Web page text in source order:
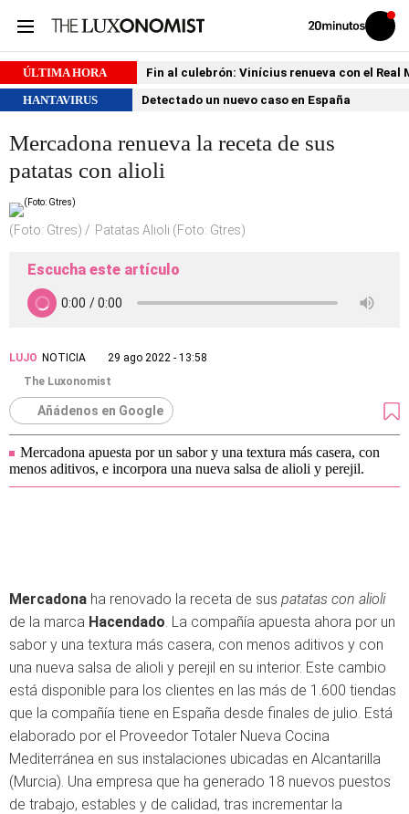
Volver
Iniciar
sesión
ÚLTIMA HORA
Fin al culebrón: Vinícius renueva con el Real
HANTAVIRUS
Detectado un nuevo caso en España
Mercadona renueva la receta de sus
patatas con alioli
(Foto: Gtres) Patatas Alioli (Foto: Gtres)
Escucha este artículo
LUJO NOTICIA
29 ago 2022 - 13:58
The Luxonomist
Añádenos en Google
Mercadona apuesta por un sabor y una textura más casera, con
menos aditivos, e incorpora una nueva salsa de alioli y perejil.
Mercadona ha renovado la receta de sus patatas con alioli
de la marca Hacendado. La compañía apuesta ahora por un
sabor y una textura más casera, con menos aditivos y con
una nueva salsa de alioli y perejil en su interior. Este cambio
está disponible para los clientes en las más de 1.600 tiendas
que la compañía tiene en España desde finales de julio. Está
elaborado por el Proveedor Totaler Nueva Cocina
Mediterránea en sus instalaciones ubicadas en Alcantarilla
(Murcia). Una empresa que ha generado 18 nuevos puestos
de trabajo, estables y de calidad, tras incrementar la